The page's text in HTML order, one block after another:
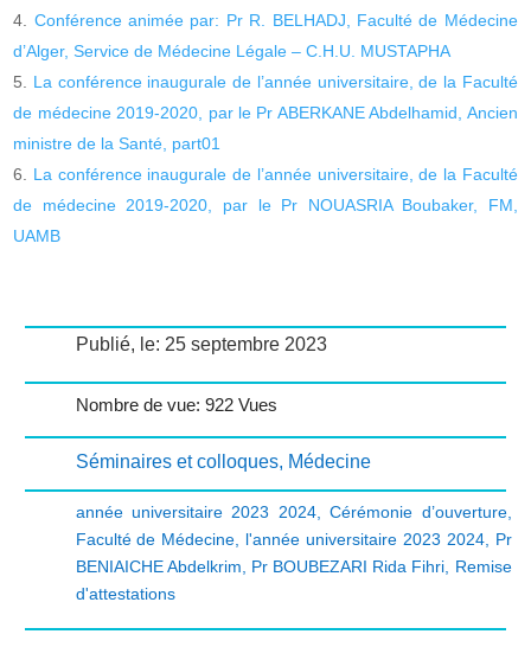
Conférence animée par: Pr R. BELHADJ, Faculté de Médecine
d’Alger, Service de Médecine Légale – C.H.U. MUSTAPHA
La conférence inaugurale de l’année universitaire, de la Faculté
de médecine 2019-2020, par le Pr ABERKANE Abdelhamid, Ancien
ministre de la Santé, part01
La conférence inaugurale de l’année universitaire, de la Faculté
de médecine 2019-2020, par le Pr NOUASRIA Boubaker, FM,
UAMB
Publié, le: 25 septembre 2023
Nombre de vue: 922 Vues
Séminaires et colloques, Médecine
année universitaire 2023 2024,Cérémonie d’ouverture,
Faculté de Médecine
l'année universitaire 2023 2024, Pr
BENIAICHE Abdelkrim
Pr BOUBEZARI Rida Fihri
Remise
d'attestations